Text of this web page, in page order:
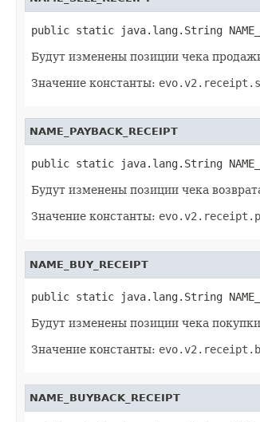
public static java.lang.String
Будут изменены позиции чека
Значение константы:
NAME_PAYBACK_RECEIPT
public static java.lang.String
Будут изменены позиции чека
Значение константы:
NAME_BUY_RECEIPT
public static java.lang.String
Будут изменены позиции чека
Значение константы:
NAME_BUYBACK_RECEIPT